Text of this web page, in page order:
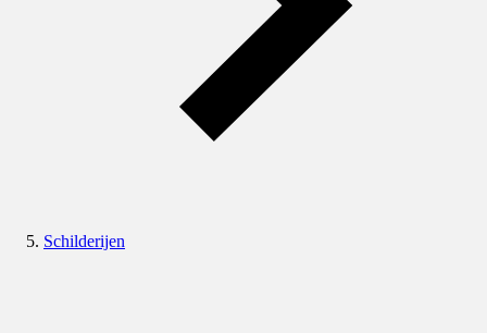
Schilderijen